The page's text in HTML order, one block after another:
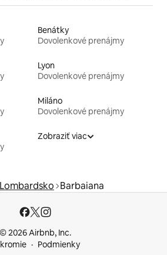
Benátky
Dovolenkové prenájmy
Lyon
Dovolenkové prenájmy
Miláno
Dovolenkové prenájmy
Zobraziť viac
Lombardsko Barbaiana
© 2026 Airbnb, Inc.
Podmienky